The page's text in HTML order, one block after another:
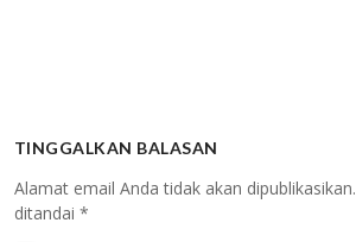
TINGGALKAN BALASAN
Alamat email Anda tidak akan dipublikasikan.
ditandai *